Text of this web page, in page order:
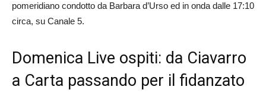
pomeridiano condotto da Barbara d’Urso ed in onda dalle 17:10
circa, su Canale 5.
Domenica Live ospiti: da Ciavarro
a Carta passando per il fidanzato